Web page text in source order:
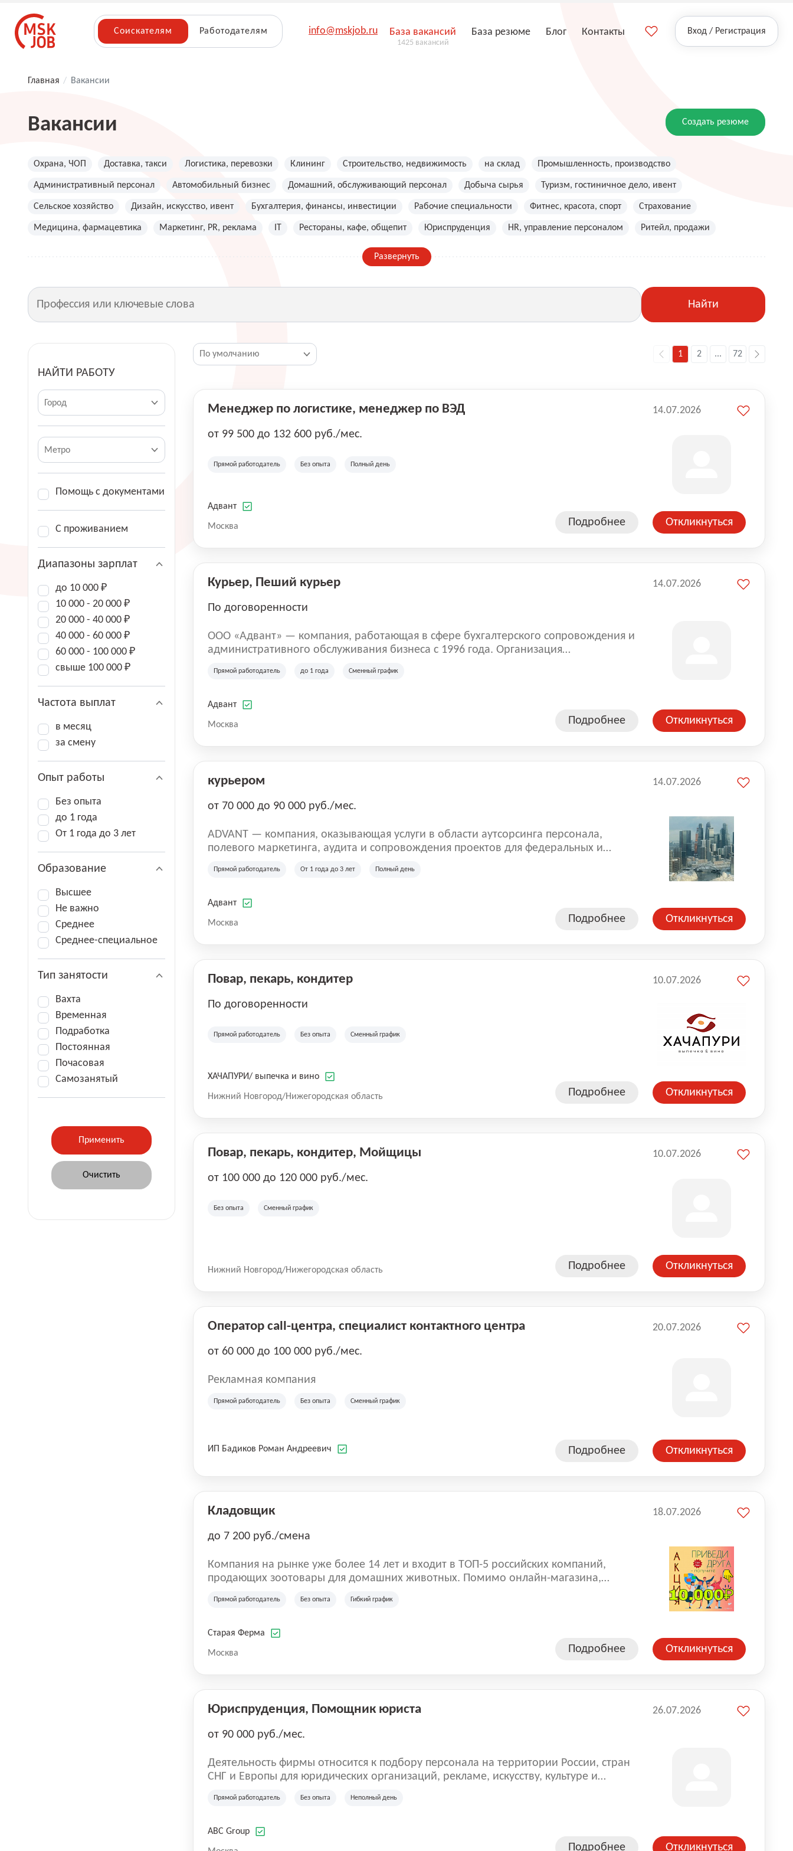
Соискателям Работодателям info@mskjob.ru База вакансий
1425 вакансий
База резюме Блог Контакты Вход / Регистрация
Главная / Вакансии
Вакансии Создать резюме
Охрана, ЧОП Доставка, такси Логистика, перевозки Клининг Строительство, недвижимость на склад Промышленность, производство
Административный персонал Автомобильный бизнес Домашний, обслуживающий персонал Добыча сырья Туризм, гостиничное дело, ивент
Сельское хозяйство Дизайн, искусство, ивент Бухгалтерия, финансы, инвестиции Рабочие специальности Фитнес, красота, спорт Страхование
Медицина, фармацевтика Маркетинг, PR, реклама Рестораны, кафе, общепит Юриспруденция HR, управление персоналом Ритейл, продажи
Развернуть
Найти
НАЙТИ РАБОТУ
Город
Метро
Помощь с документами
С проживанием
Диапазоны зарплат
до 10 000 ₽
10 000 - 20 000 ₽
20 000 - 40 000 ₽
40 000 - 60 000 ₽
60 000 - 100 000 ₽
свыше 100 000 ₽
Частота выплат
в месяц
за смену
Опыт работы
Без опыта
до 1 года
От 1 года до 3 лет
Образование
Высшее
Не важно
Среднее
Среднее-специальное
Тип занятости
Вахта
Временная
Подработка
Постоянная
Почасовая
Самозанятый
1 2 ... 72
Менеджер по логистике, менеджер по ВЭД
от 99 500 до 132 600 руб./мес.
Прямой работодатель Без опыта Полный день
Адвант
Москва Подробнее
14.07.2026
Откликнуться
Курьер, Пеший курьер
По договоренности
ООО «Адвант» — компания, работающая в сфере бухгалтерского сопровождения и
административного обслуживания бизнеса с 1996 года. Организация
юридических лиц и коммерческих организаций.
Прямой работодатель до 1 года Сменный график
Адвант
Москва Подробнее
14.07.2026
Откликнуться
курьером
от 70 000 до 90 000 руб./мес.
ADVANT — компания, оказывающая услуги в области аутсорсинга персонала,
полевого маркетинга, аудита и сопровождения проектов для федеральных и
на территории России, Казахстана и Беларуси, сотрудничая с компаниями из
Прямой работодатель От 1 года до 3 лет Полный день
Адвант
Москва Подробнее
14.07.2026
Откликнуться
Повар, пекарь, кондитер
По договоренности
Прямой работодатель Без опыта Сменный график
ХАЧАПУРИ/ выпечка и вино
Нижний Новгород/Нижегородская область Подробнее
10.07.2026
Откликнуться
Повар, пекарь, кондитер, Мойщицы
от 100 000 до 120 000 руб./мес.
Без опыта Сменный график
Нижний Новгород/Нижегородская область Подробнее
10.07.2026
Откликнуться
Оператор call-центра, специалист контактного центра
от 60 000 до 100 000 руб./мес.
Рекламная компания
Прямой работодатель Без опыта Сменный график
ИП Бадиков Роман Андреевич Подробнее
20.07.2026
Откликнуться
Кладовщик
до 7 200 руб./смена
Компания на рынке уже более 14 лет и входит в ТОП-5 российских компаний,
продающих зоотовары для домашних животных. Помимо онлайн-магазина,
крупнейших маркетплейсах России (Wildberries, Ozon, Яндекс. Маркет и
товаров по всей территории России и за ее пределами. У компании более 18 000
SKU, премиальные бренды кормов и собственные СТМ.
Прямой работодатель Без опыта Гибкий график
Старая Ферма
Москва Подробнее
18.07.2026
Откликнуться
Юриспруденция, Помощник юриста
от 90 000 руб./мес.
Деятельность фирмы относится к подбору персонала на территории России, стран
СНГ и Европы для юридических организаций, рекламе, искусству, культуре и
Прямой работодатель Без опыта Неполный день
ABC Group
Подробнее
26.07.2026
Откликнуться